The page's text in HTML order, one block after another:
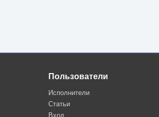
Пользователи
Исполнители
Статьи
Вход